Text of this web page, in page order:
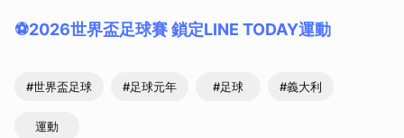
⚽️2026世界盃足球賽 鎖定LINE TODAY運動
#世界盃足球 #足球元年 #足球 #義大利
運動